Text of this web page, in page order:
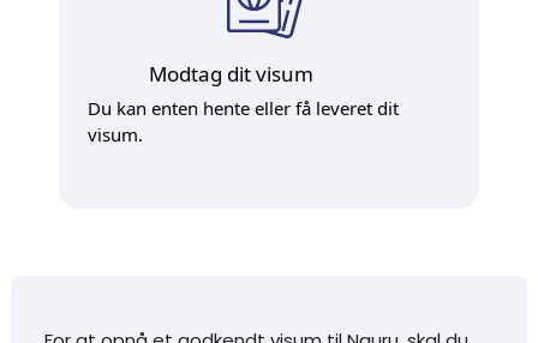
Modtag dit visum
Du kan enten hente eller få leveret dit
visum.